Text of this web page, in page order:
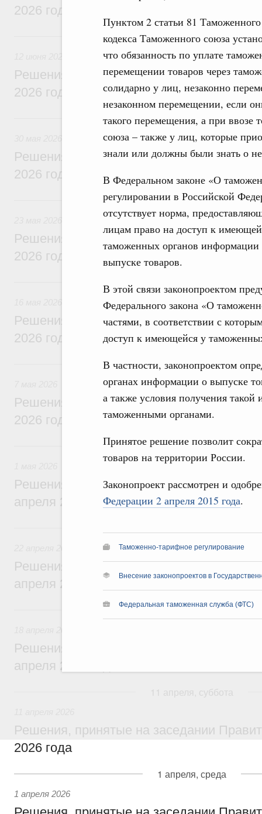
Пунктом 2 статьи 81 Таможенного
кодекса Таможенного союза
что обязанность по уплате
перемещении товаров через
солидарно у лиц, незаконно
незаконном перемещении, если
такого перемещения, а при
союза – также у лиц, которые
знали или должны были знать о
В Федеральном законе «О
регулировании в Российской
отсутствует норма,
лицам право на доступ к
таможенных органов информации
выпуске товаров.
В этой связи законопроектом
Федерального закона «О
частями, в соответствии с
доступ к имеющейся у
В частности, законопроектом
органах информации о выпуске
а также условия получения
таможенными органами.
Принятое решение позволит
товаров на территории России.
Законопроект рассмотрен и
Федерации 2 апреля 2015 года.
Таможенно-тарифное регулирование
Внесение законопроектов в
Федеральная таможенная служба (ФТС)
2026 года
12 июня, пятница
Решения, принятые на заседании
2026 года
30 мая, суббота
Решения, принятые на заседании
2026 года
23 мая, суббота
Решения, принятые на заседании
2026 года
Решения, принятые на заседании
2026 года
7 мая, четверг
Решения, принятые на заседании
2026 года
1 мая, пятница
Решения, принятые на заседании
апреля 2026 года
Решения, принятые на заседании
апреля 2026 года
18 апреля, суббота
Решения, принятые на заседании
апреля 2026 года
Решения, принятые на заседании
2026 года
1 апреля, среда
1 апреля 2026